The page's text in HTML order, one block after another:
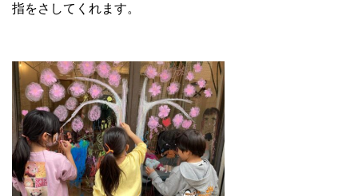
指をさしてくれます。